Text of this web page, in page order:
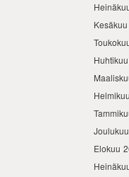
Elokuu